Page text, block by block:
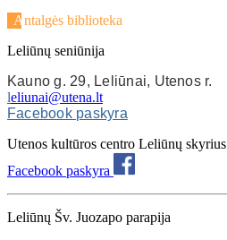
Antalgės biblioteka
Leliūnų seniūnija
Kauno g. 29, Leliūnai, Utenos r.
leliunai@utena.lt
Facebook paskyra
Utenos kultūros centro Leliūnų skyrius
Facebook paskyra
Leliūnų Šv. Juozapo parapija